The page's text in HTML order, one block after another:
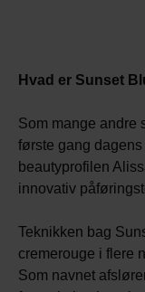
Hvad er Sunset
Som mange andre
første gang
beautyprofilen
innovativ
Teknikken bag
cremerouge i flere
Som navnet